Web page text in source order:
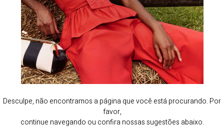
Desculpe, não encontramos a página que você está procurando. Por
favor,
continue navegando ou confira nossas sugestões abaixo.